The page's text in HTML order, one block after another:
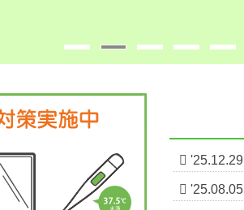
'25.12.29
'25.08.05